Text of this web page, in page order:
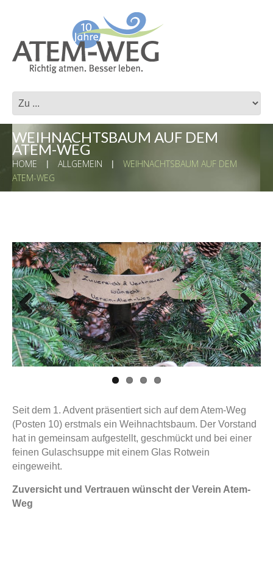
WEIHNACHTSBAUM AUF DEM
ATEM-WEG
HOME ALLGEMEIN
WEIHNACHTSBAUM AUF DEM
ATEM-WEG
Previous Next
Seit dem 1. Advent präsentiert sich auf dem Atem-Weg
(Posten 10) erstmals ein Weihnachtsbaum. Der Vorstand
hat in gemeinsam aufgestellt, geschmückt und bei einer
feinen Gulaschsuppe mit einem Glas Rotwein
eingeweiht.
Zuversicht und Vertrauen wünscht der Verein Atem-
Weg